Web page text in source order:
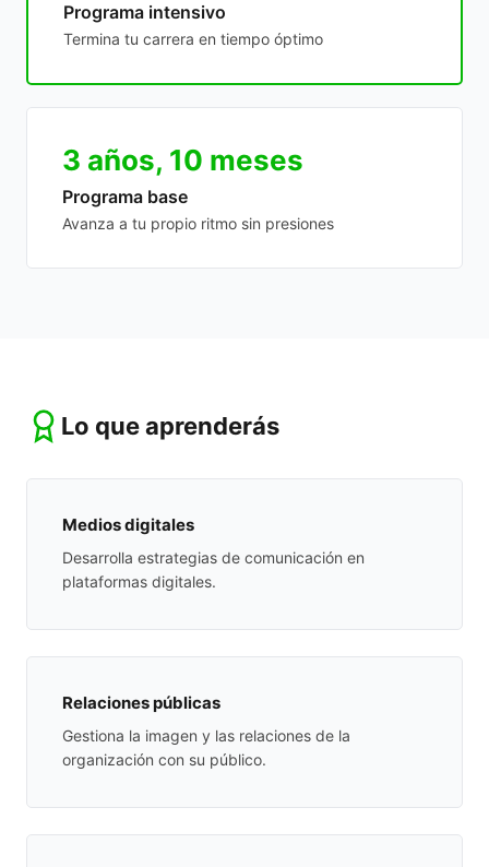
Programa intensivo
Termina tu carrera en tiempo óptimo
3 años, 10 meses
Programa base
Avanza a tu propio ritmo sin presiones
Lo que aprenderás
Medios digitales
Desarrolla estrategias de comunicación en
plataformas digitales.
Relaciones públicas
Gestiona la imagen y las relaciones de la
organización con su público.